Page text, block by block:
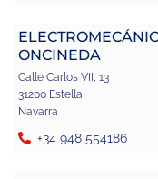
ONCINEDA
Calle Carlos VII, 13
31200 Estella
Navarra
+34 948 554186